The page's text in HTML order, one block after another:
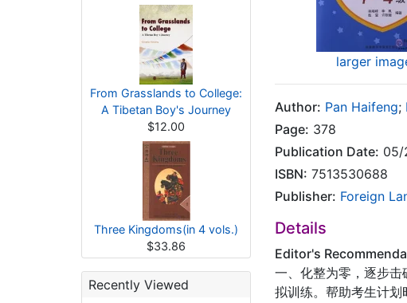
From Grasslands to College:
A Tibetan Boy's Journey
$12.00
Three Kingdoms(in 4 vols.)
$33.86
Recently Viewed
larger
Author: Pan Haifeng;
Page: 378
Publication Date: 05/
ISBN: 7513530688
Publisher: Foreign
Details
Editor's
一、化整为零，逐步
拟训练。帮助考生计